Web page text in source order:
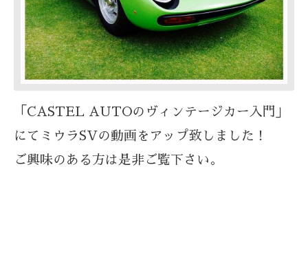
「CASTEL AUTOのヴィンテージカー入門」
にて ミウラSVの動画をアップ致しました！
ご興味のある方は是非ご覧下さい。